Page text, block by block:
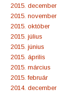
2015. december
2015. november
2015. október
2015. július
2015. június
2015. április
2015. március
2015. február
2014. december